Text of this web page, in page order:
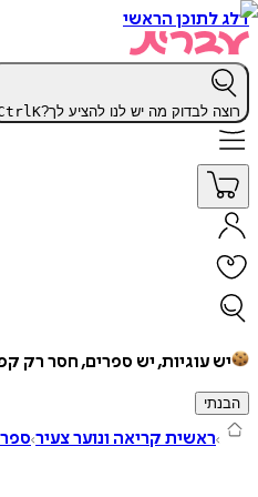
דלג לתוכן הראשי
רוצה לבדוק מה יש לנו להציע לך?K
יש עוגיות, יש ספרים, חסר רק
הבנתי
ראשית קריאה ונוער צעיר